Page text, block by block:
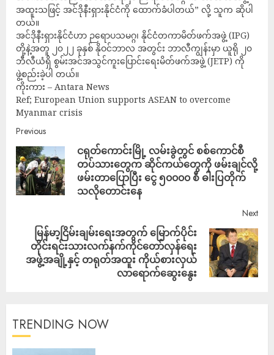
အထူးသဖြင့် အင်ဒိုနီးရှားနိုင်ငံကို ထောက်ခံပါတယ်” လို့ သူက ဆိုပါ
တယ်။
အင်ဒိုနီးရှားနိုင်ငံဟာ ဉရောပသမဂ္ဂ၊ နိုင်ငံတကာမိတ်ဖက်အဖွဲ့ (IPG)
တို့နဲ့အတူ ၂၀၂၂ ခုနှစ် နိုဝင်ဘာလ အတွင်း ဘာလီကျွန်းမှာ ယူရို ၂၀
ဘီလီယံရှိ စွမ်းအင်အသွင်ကူးပြောင်းရေးမိတ်ဖက်အဖွဲ့ (JETP) ကို
ဖွဲ့စည်းခဲ့ပါ တယ်။
ကိုးကား – Antara News
Ref; European Union supports ASEAN to overcome
Myanmar crisis
Previous
ငရုတ်ကောင်းမြို့ လမ်းခွဲတွင် စစ်ကောင်စီ
တပ်သားတွေက ဆိုင်ကယ်တွေကို ဖမ်းချင်လို့
ဖမ်းတာပြောပြီး ငွေ ၅၀၀၀၀ စီ ဓါးပြတိုက်
သလိုတောင်းနေ
Next
မြန်မာ့ငြိမ်းချမ်းရေးအတွက် မြောက်ပိုင်း
တိုင်းရင်းသားလက်နက်ကိုင်တော်လှန်ရေး
အဖွဲ့အချို့နှင့် တရုတ်အထူး ကိုယ်စားလှယ်
လာရောက်ဆွေးနွေး
TRENDING NOW